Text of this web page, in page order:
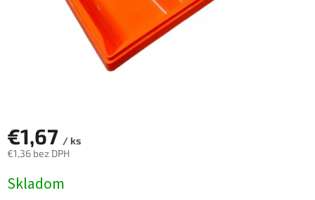
€1,67 / ks
€1,36 bez DPH
cena:
Skladom